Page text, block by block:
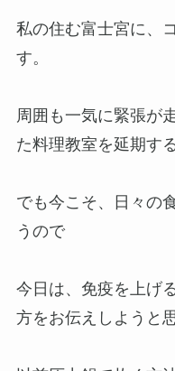
私の住む富士宮に、
す。
周囲も一気に緊張が
た料理教室を延期す
でも今こそ、日々の
うので
今日は、免疫を上げ
方をお伝えしようと